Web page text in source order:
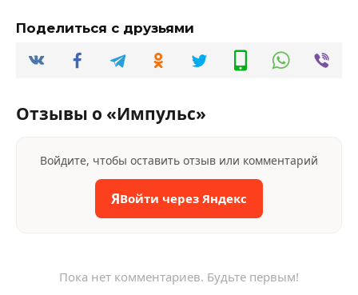
Поделиться с друзьями
Отзывы о «Импульс»
Войдите, чтобы оставить отзыв или комментарий
ЯВойти через Яндекс
Пока нет комментариев. Будьте первым!